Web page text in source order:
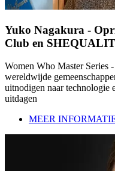
Yuko Nagakura -
Club en
Women Who Master Series
wereldwijde
uitnodigen naar technologie
uitdagen
MEER